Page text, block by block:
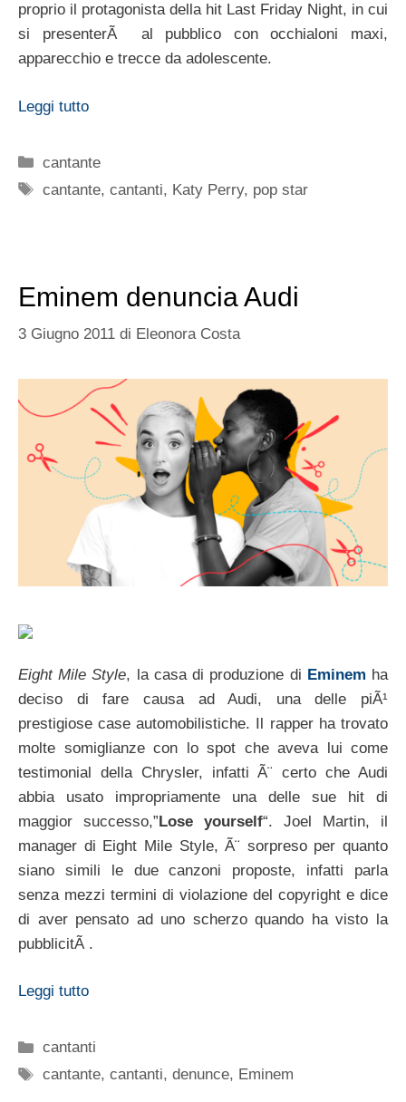
proprio il protagonista della hit Last Friday Night, in cui
si presenterÃ al pubblico con occhialoni maxi,
apparecchio e trecce da adolescente.
Leggi tutto
Categorie
cantante
Tag
cantante,cantanti, Katy Perry, pop star
Eminem denuncia Audi
3 Giugno 2011 di Eleonora Costa
Eight Mile Style, la casa di produzione di Eminem ha
deciso di fare causa ad Audi, una delle piÃ¹
prestigiose case automobilistiche. Il rapper ha trovato
molte somiglianze con lo spot che aveva lui come
testimonial della Chrysler, infatti Ã¨ certo che Audi
abbia usato impropriamente una delle sue hit di
maggior successo,”Lose yourself“. Joel Martin, il
manager di Eight Mile Style, Ã¨ sorpreso per quanto
siano simili le due canzoni proposte, infatti parla
senza mezzi termini di violazione del copyright e dice
di aver pensato ad uno scherzo quando ha visto la
pubblicitÃ .
Leggi tutto
Categorie
cantanti
Tag
cantante,cantanti,denunce, Eminem